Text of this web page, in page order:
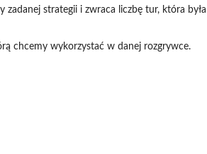
zadanej strategii i zwraca liczbę tur, która
chcemy wykorzystać w danej rozgrywce.